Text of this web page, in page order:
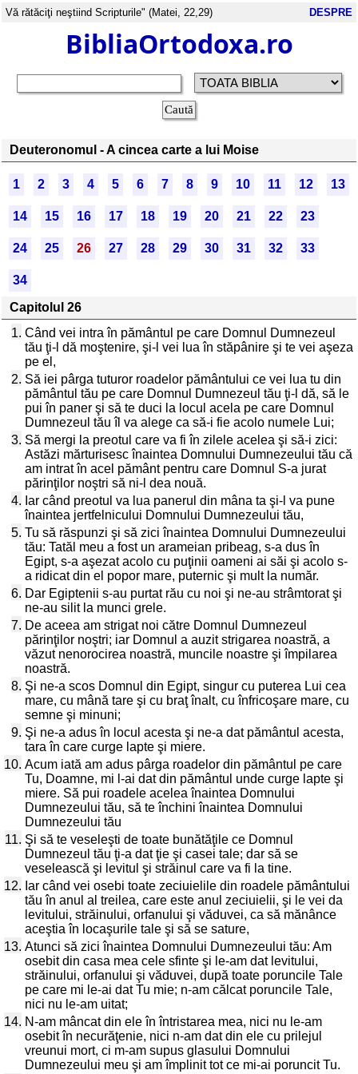
Vă rătăciţi neştiind Scripturile" (Matei, 22,29) DESPRE
BibliaOrtodoxa.ro
Deuteronomul - A cincea carte a lui Moise
1 2 3 4 5 6 7 8 9 10 11 12 13
14 15 16 17 18 19 20 21 22 23
24 25 26 27 28 29 30 31 32 33
34
Capitolul 26
1. Când vei intra în pământul pe care Domnul Dumnezeul
tău ţi-l dă moştenire, şi-l vei lua în stăpânire şi te vei aşeza
pe el,
2. Să iei pârga tuturor roadelor pământului ce vei lua tu din
pământul tău pe care Domnul Dumnezeul tău ţi-l dă, să le
pui în paner şi să te duci la locul acela pe care Domnul
Dumnezeul tău îl va alege ca să-i fie acolo numele Lui;
3. Să mergi la preotul care va fi în zilele acelea şi să-i zici:
Astăzi mărturisesc înaintea Domnului Dumnezeului tău că
am intrat în acel pământ pentru care Domnul S-a jurat
părinţilor noştri să ni-l dea nouă.
4. Iar când preotul va lua panerul din mâna ta şi-l va pune
înaintea jertfelnicului Domnului Dumnezeului tău,
5. Tu să răspunzi şi să zici înaintea Domnului Dumnezeului
tău: Tatăl meu a fost un arameian pribeag, s-a dus în
Egipt, s-a aşezat acolo cu puţinii oameni ai săi şi acolo s-
a ridicat din el popor mare, puternic şi mult la număr.
6. Dar Egiptenii s-au purtat rău cu noi şi ne-au strâmtorat şi
ne-au silit la munci grele.
7. De aceea am strigat noi către Domnul Dumnezeul
părinţilor noştri; iar Domnul a auzit strigarea noastră, a
văzut nenorocirea noastră, muncile noastre şi împilarea
noastră.
8. Şi ne-a scos Domnul din Egipt, singur cu puterea Lui cea
mare, cu mână tare şi cu braţ înalt, cu înfricoşare mare, cu
semne şi minuni;
9. Şi ne-a adus în locul acesta şi ne-a dat pământul acesta,
tara în care curge lapte şi miere.
10. Acum iată am adus pârga roadelor din pământul pe care
Tu, Doamne, mi l-ai dat din pământul unde curge lapte şi
miere. Să pui roadele acelea înaintea Domnului
Dumnezeului tău, să te închini înaintea Domnului
Dumnezeului tău
11. Şi să te veseleşti de toate bunătăţile ce Domnul
Dumnezeul tău ţi-a dat ţie şi casei tale; dar să se
veselească şi levitul şi străinul care va fi la tine.
12. Iar când vei osebi toate zeciuielile din roadele pământului
tău în anul al treilea, care este anul zeciuielii, şi le vei da
levitului, străinului, orfanului şi văduvei, ca să mănânce
aceştia în locaşurile tale şi să se sature,
13. Atunci să zici înaintea Domnului Dumnezeului tău: Am
osebit din casa mea cele sfinte şi le-am dat levitului,
străinului, orfanului şi văduvei, după toate poruncile Tale
pe care mi le-ai dat Tu mie; n-am călcat poruncile Tale,
nici nu le-am uitat;
14. N-am mâncat din ele în întristarea mea, nici nu le-am
osebit în necurăţenie, nici n-am dat din ele cu prilejul
vreunui mort, ci m-am supus glasului Domnului
Dumnezeului meu şi am împlinit tot ce mi-ai poruncit Tu.